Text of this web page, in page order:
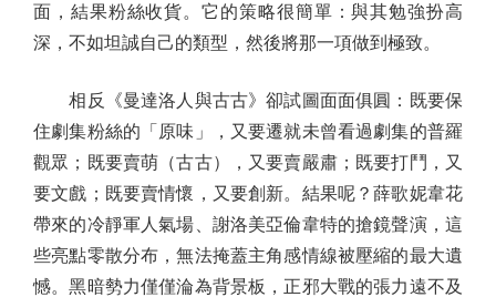
面，結果粉絲收貨。它的策略很簡單：與其勉強扮高
深，不如坦誠自己的類型，然後將那一項做到極致。
相反《曼達洛人與古古》卻試圖面面俱圓：既要保
住劇集粉絲的「原味」，又要遷就未曾看過劇集的普羅
觀眾；既要賣萌（古古），又要賣嚴肅；既要打鬥，又
要文戲；既要賣情懷，又要創新。結果呢？薛歌妮韋花
帶來的冷靜軍人氣場、謝洛美亞倫韋特的搶鏡聲演，這
些亮點零散分布，無法掩蓋主角感情線被壓縮的最大遺
憾。黑暗勢力僅僅淪為背景板，正邪大戰的張力遠不及